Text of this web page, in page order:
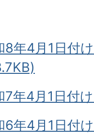
8年4月1日付
7年4月1日付
6年4月1日付